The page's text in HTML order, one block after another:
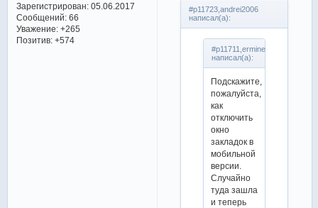
Зарегистрирован: 05.06.2017
Сообщений:66
Уважение: +265
Позитив: +574
#p11723,andrei2006
написал(а):
#p11711,ermine
написал(а):
Подскажите,
пожалуйста,
как
отключить
окно
закладок в
мобильной
версии.
Случайно
туда зашла
и теперь